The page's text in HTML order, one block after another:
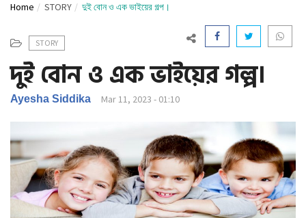
g
e
N
a
v
t
o
Home STORY দুই বোন ও এক ভাইয়ের গল্প।
STORY
দুই বোন ও এক ভাইয়ের গল্প।
Ayesha Siddika Mar 11, 2023 - 01:10